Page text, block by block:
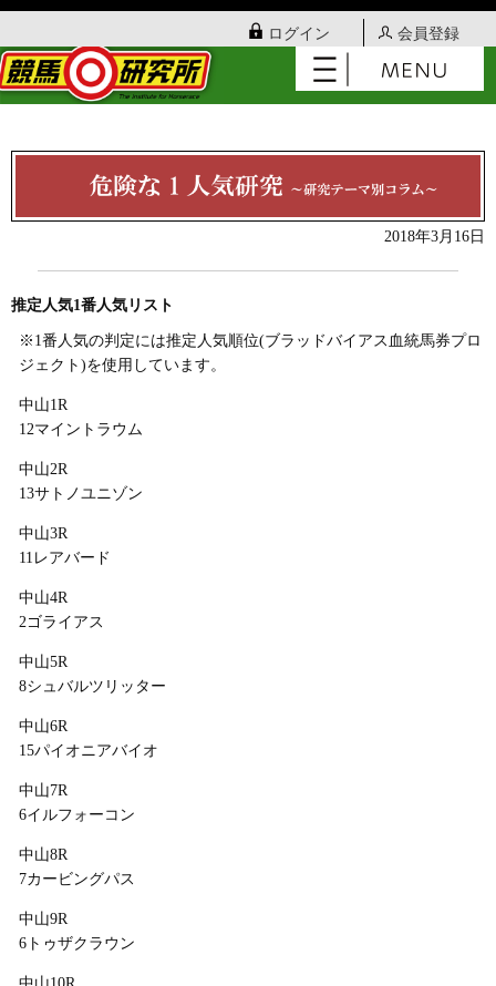
ログイン 会員登録
2018年3月16日
推定人気1番人気リスト
※1番人気の判定には推定人気順位(ブラッドバイアス血統馬券プロ
ジェクト)を使用しています。
中山1R
12マイントラウム
中山2R
13サトノユニゾン
中山3R
11レアバード
中山4R
2ゴライアス
中山5R
8シュバルツリッター
中山6R
15パイオニアバイオ
中山7R
6イルフォーコン
中山8R
7カービングパス
中山9R
6トゥザクラウン